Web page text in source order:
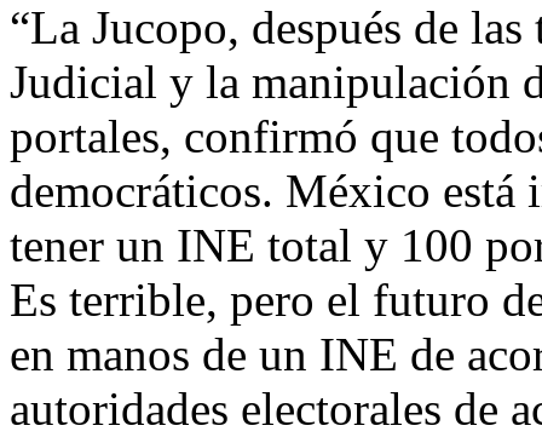
“La Jucopo, después de
Judicial y la manipulación
portales, confirmó que
democráticos. México está
tener un INE total y 100
Es terrible, pero el futuro
en manos de un INE de
autoridades electorales de